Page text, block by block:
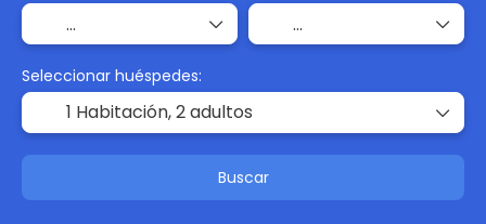
Seleccionar huéspedes:
1 Habitación,2 adultos
Buscar